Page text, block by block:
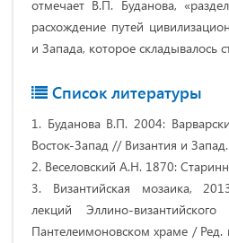
отмечает В.П. Буданова,
расхождение путей
и Запада, которое складывалось
Список литературы
1. Буданова В.П. 2004:
Восток-Запад // Византия и
2. Веселовский А.Н. 1870:
3. Византийская мозаика,
лекций Эллино-
Пантелеимоновском храме / Ред.